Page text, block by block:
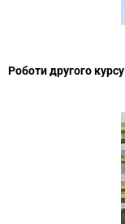
Роботи другого курсу